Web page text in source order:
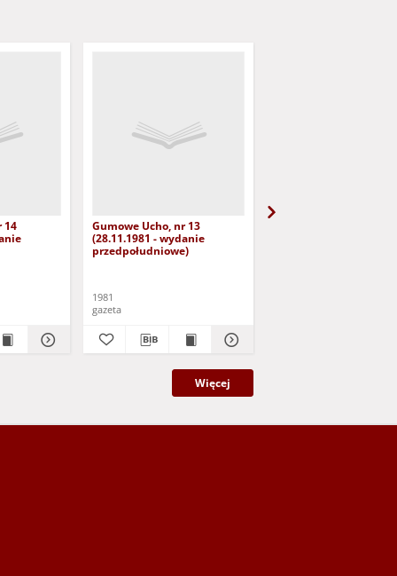
14
Gumowe Ucho, nr 13
(28.11.1981 - wydanie
przedpołudniowe)
1981
gazeta
Więcej